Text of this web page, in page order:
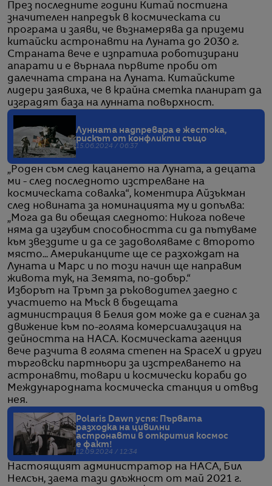
През последните години Китай постигна
значителен напредък в космическата си
програма и заяви, че възнамерява да приземи
китайски астронавти на Луната до 2030 г.
Страната вече е изпратила роботизирани
апарати и е върнала първите проби от
далечната страна на Луната. Китайските
лидери заявиха, че в крайна сметка планират да
изградят база на лунната повърхност.
Лунната надпревара е жестока,
рискът от конфликти също
15.06.2024 / 06:37
„Роден съм след кацането на Луната, а децата
ми - след последното изстрелване на
космическата совалка“, коментира Айзъкман
след новината за номинацията му и допълва:
„Мога да ви обещая следното: Никога повече
няма да изгубим способността си да пътуваме
към звездите и да се задоволяваме с второто
място... Американците ще се разхождат на
Луната и Марс и по този начин ще направим
живота тук, на Земята, по-добър.“
Изборът на Тръмп за ръководител заедно с
участието на Мъск в бъдещата
администрация в Белия дом може да е сигнал за
движение към по-голяма комерсиализация на
дейността на НАСА. Космическата агенция
вече разчита в голяма степен на SpaceX и други
търговски партньори за изстрелването на
астронавти, товари и космически кораби до
Международната космическа станция и отвъд
нея.
Polaris Dawn успя: Първата
разходка на цивилни
астронавти в открития космос
е факт!
12.09.2024 / 12:34
Настоящият администратор на НАСА, Бил
Нелсън, заема тази длъжност от май 2021 г.